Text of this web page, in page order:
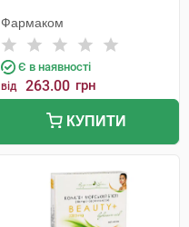
Фармаком
Є в наявності
від 263.00 грн
КУПИТИ